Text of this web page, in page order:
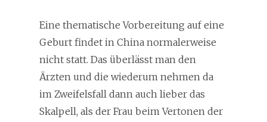
Eine thematische Vorbereitung auf eine
Geburt findet in China normalerweise
nicht statt. Das überlässt man den
Ärzten und die wiederum nehmen da
im Zweifelsfall dann auch lieber das
Skalpell, als der Frau beim Vertonen der